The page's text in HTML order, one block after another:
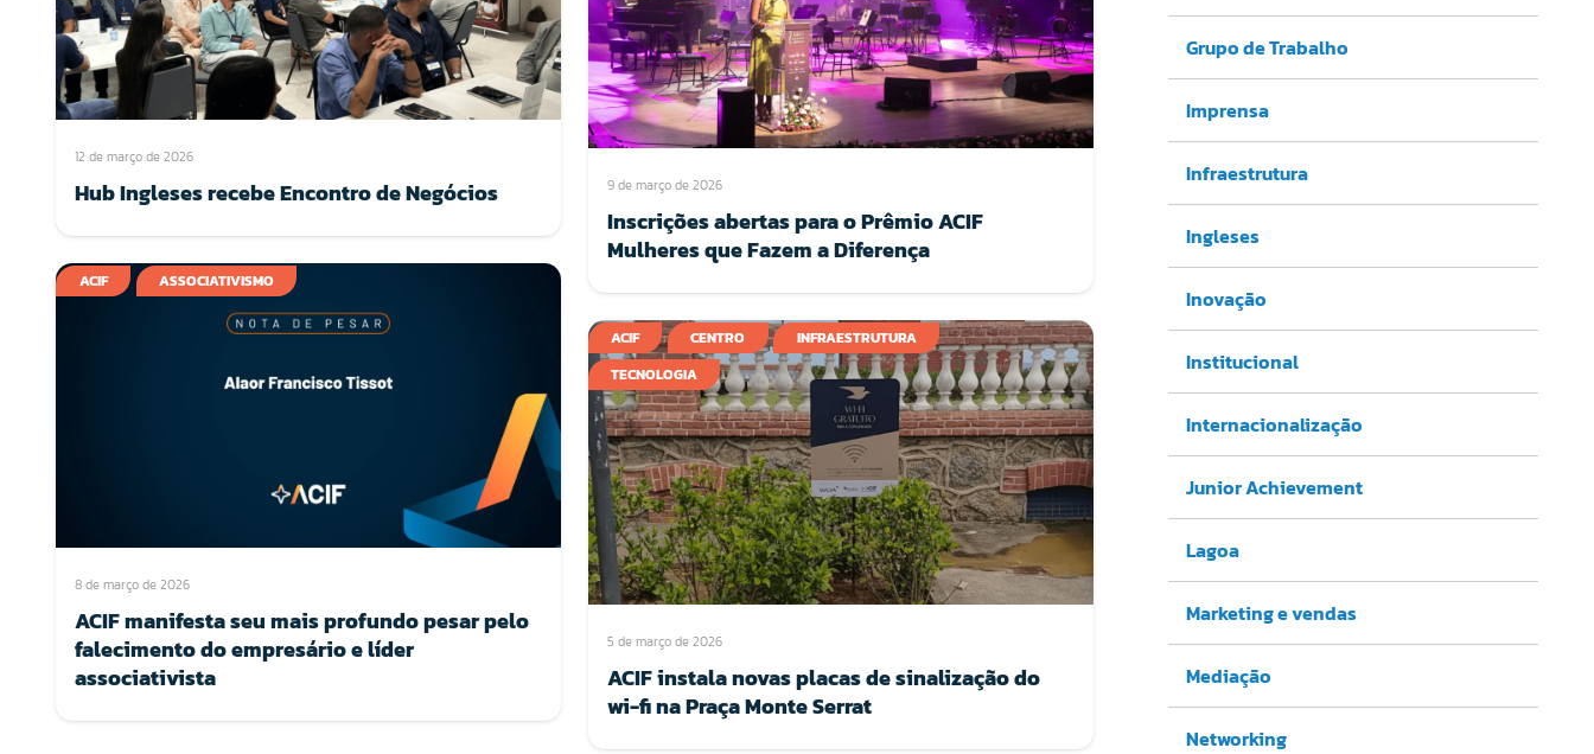
12 de março de 2026
Hub Ingleses recebe Encontro de Negócios 9 de março de 2026
Inscrições abertas para o Prêmio ACIF
Mulheres que Fazem a Diferença
ACIF ASSOCIATIVISMO
8 de março de 2026
ACIF manifesta seu mais profundo pesar pelo
falecimento do empresário e líder
associativista
ACIF CENTRO
INFRAESTRUTURA
TECNOLOGIA
5 de março de 2026
ACIF instala novas placas de sinalização do
wi-fi na Praça Monte Serrat
Grupo de Trabalho
Imprensa
Infraestrutura
Ingleses
Inovação
Institucional
Internacionalização
Junior Achievement
Lagoa
Marketing e vendas
Mediação
Networking